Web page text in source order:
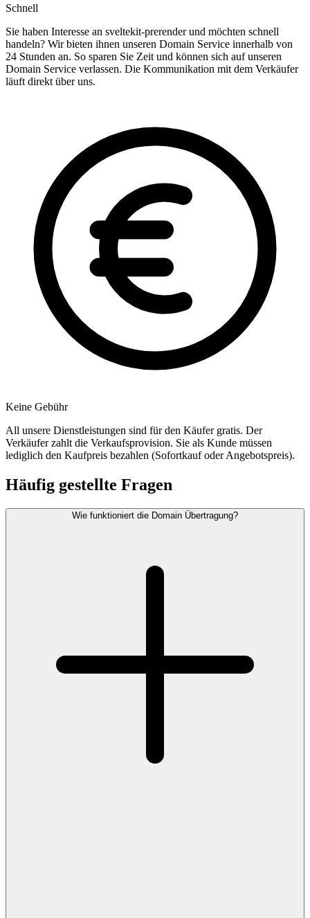
Schnell
Sie haben Interesse an sveltekit-prerender und möchten schnell
handeln? Wir bieten ihnen unseren Domain Service innerhalb von
24 Stunden an. So sparen Sie Zeit und können sich auf unseren
Domain Service verlassen. Die Kommunikation mit dem Verkäufer
läuft direkt über uns.
Keine Gebühr
All unsere Dienstleistungen sind für den Käufer gratis. Der
Verkäufer zahlt die Verkaufsprovision. Sie als Kunde müssen
lediglich den Kaufpreis bezahlen (Sofortkauf oder Angebotspreis).
Häufig gestellte Fragen
Wie funktioniert die Domain Übertragung?